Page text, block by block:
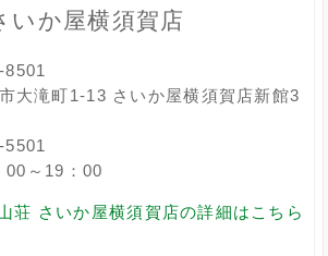
いか屋横須賀店
8501
大滝町1-13 さいか屋横須賀店新館3
00～19：00
荘 さいか屋横須賀店の詳細はこちら